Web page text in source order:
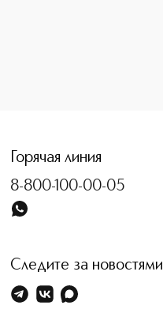
Горячая линия
8-800-100-00-05
Следите за новостями